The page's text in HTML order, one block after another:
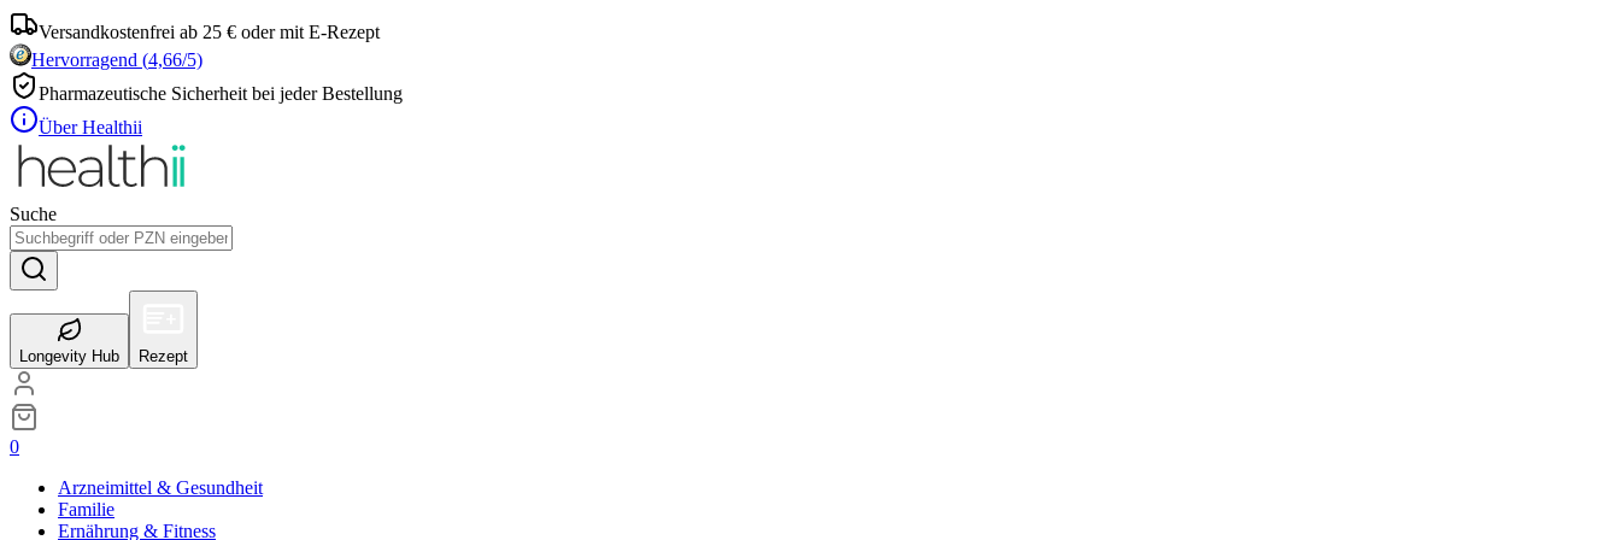
Versandkostenfrei ab 25 € oder mit E-Rezept
Hervorragend (4,66/5)
Pharmazeutische Sicherheit bei jeder Bestellung
Über Healthii
Suche
Longevity Hub Rezept
0
Arzneimittel & Gesundheit
Familie
Ernährung & Fitness